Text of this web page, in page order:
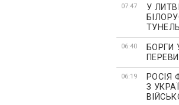
07:47
У
ТУНЕЛЬ
06:40
БОРГИ
06:19
РОСІЯ
З